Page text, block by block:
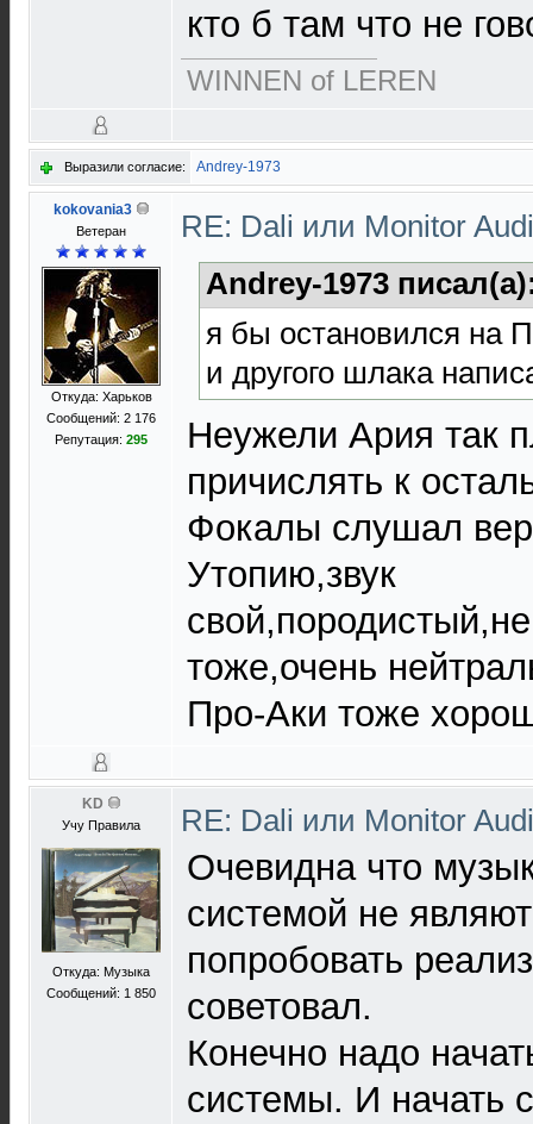
кто б там что не
WINNEN of LEREN
Выразили согласие: Andrey-1973
kokovania3
Ветеран
Откуда: Харьков
Сообщений: 2 176
Репутация: 295
RE: Dali или Monitor
Andrey-1973
я бы остановился на
и другого шлака
Неужели Ария так
причислять к
Фокалы слушал
Утопию,звук
тоже,очень
Про-Аки тоже
KD
Учу Правила
Откуда: Музыка
Сообщений: 1 850
RE: Dali или Monitor
Очевидна что
системой не
попробовать
советовал.
Конечно надо
системы. И начать